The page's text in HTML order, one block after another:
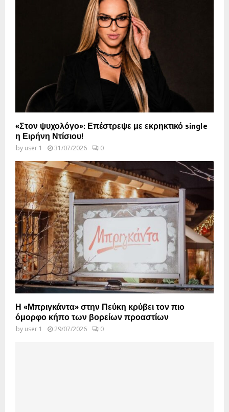
«Στον ψυχολόγο»: Επέστρεψε με εκρηκτικό single
η Ειρήνη Ντίσιου!
by user 1 31/07/2026 0
Η «Μπριγκάντα» στην Πεύκη κρύβει τον πιο
όμορφο κήπο των βορείων προαστίων
by user 1 29/07/2026 0